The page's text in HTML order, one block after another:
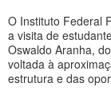
O Instituto Federal
a visita de
Oswaldo Aranha,
voltada à
estrutura e das